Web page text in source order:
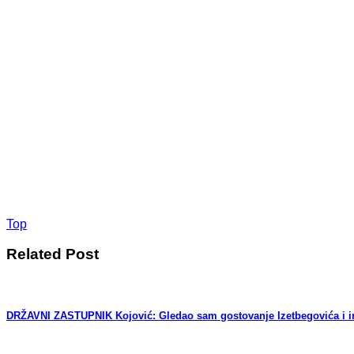
Top
Related Post
DRŽAVNI ZASTUPNIK Kojović: Gledao sam gostovanje